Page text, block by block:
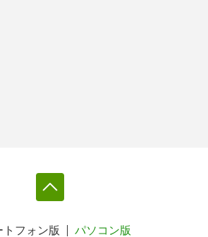
トフォン版 パソコン版